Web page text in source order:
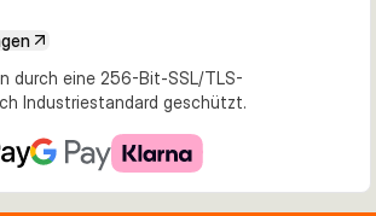
durch eine 256-Bit-SSL/TLS-
Industriestandard geschützt.